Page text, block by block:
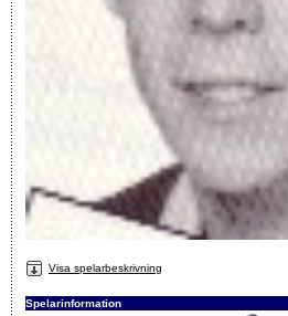
Visa spelarbeskrivning
Spelarinformation